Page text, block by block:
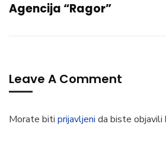
Agencija “Ragor”
Leave A Comment
Morate biti prijavljeni da biste objavili